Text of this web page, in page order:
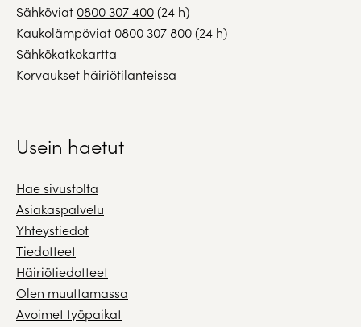
Sähköviat 0800 307 400(24 h)
Kaukolämpöviat 0800 307 800(24 h)
Sähkökatkokartta
Korvaukset häiriötilanteissa
Usein haetut
Hae sivustolta
Asiakaspalvelu
Yhteystiedot
Tiedotteet
Häiriötiedotteet
Olen muuttamassa
Avoimet työpaikat